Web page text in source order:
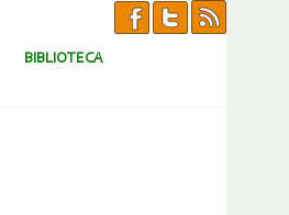
BIBLIOTECA